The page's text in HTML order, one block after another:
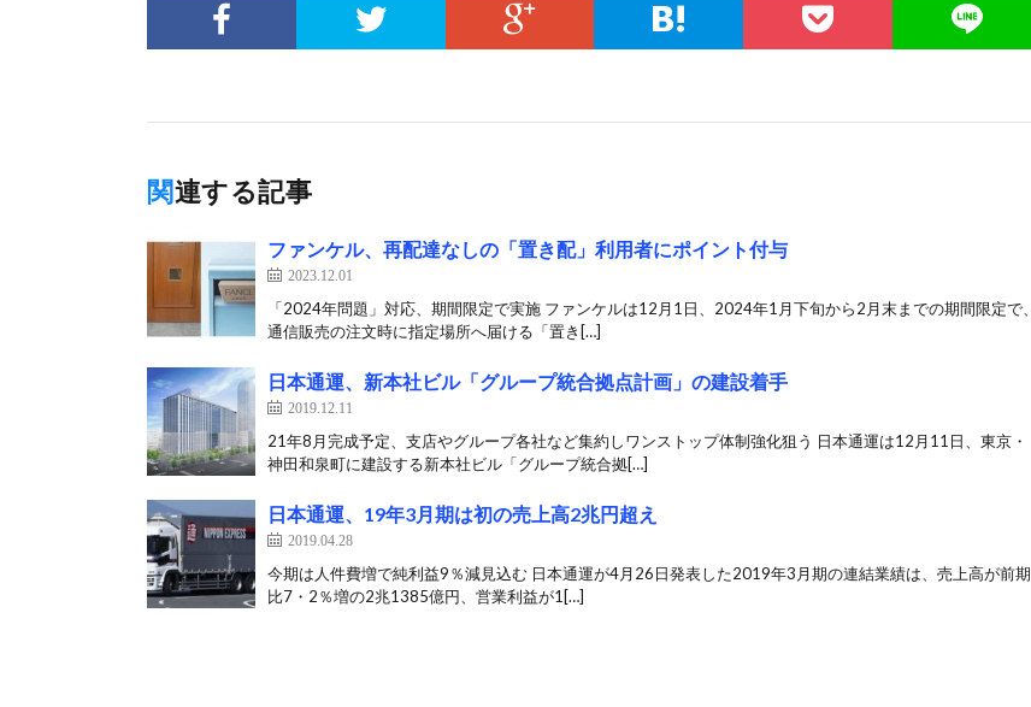
関連する記事
ファンケル、再配達なしの「置き配」利用者にポイント付与
2023.12.01
「2024年問題」対応、期間限定で実施 ファンケルは12月1日、2024年1月下旬から2月末までの期間限定で、
通信販売の注文時に指定場所へ届ける「置き[…]
日本通運、新本社ビル「グループ統合拠点計画」の建設着手
2019.12.11
21年8月完成予定、支店やグループ各社など集約しワンストップ体制強化狙う 日本通運は12月11日、東京・
神田和泉町に建設する新本社ビル「グループ統合拠[…]
日本通運、19年3月期は初の売上高2兆円超え
2019.04.28
今期は人件費増で純利益9％減見込む 日本通運が4月26日発表した2019年3月期の連結業績は、売上高が前期
比7・2％増の2兆1385億円、営業利益が1[…]